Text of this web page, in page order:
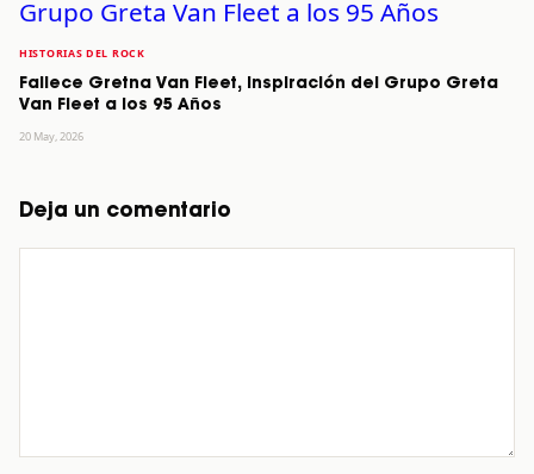
HISTORIAS DEL ROCK
Fallece Gretna Van Fleet, Inspiración del Grupo Greta
Van Fleet a los 95 Años
20 May, 2026
Deja un comentario
Comentario